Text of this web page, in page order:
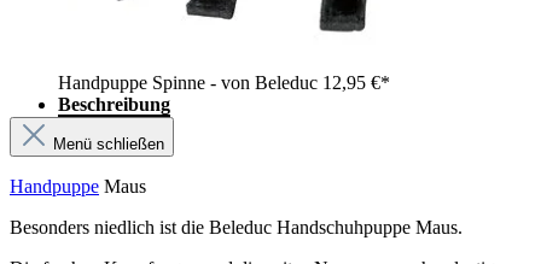
Handpuppe Spinne - von Beleduc 12,95 €*
Beschreibung
Menü schließen
Handpuppe Maus
Besonders niedlich ist die Beleduc Handschuhpuppe Maus.